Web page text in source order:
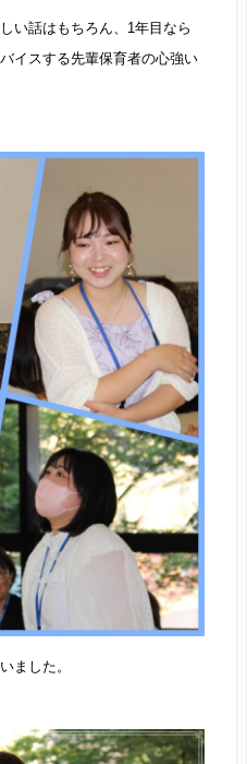
い話はもちろん、1年目なら
イスする先輩保育者の心強い
ました。